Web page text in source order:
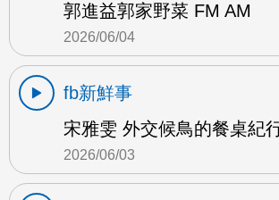
郭進益郭家野菜 FM AM
2026/06/04
fb新鮮事
宋雅雯 外交候鳥的餐桌紀
2026/06/03